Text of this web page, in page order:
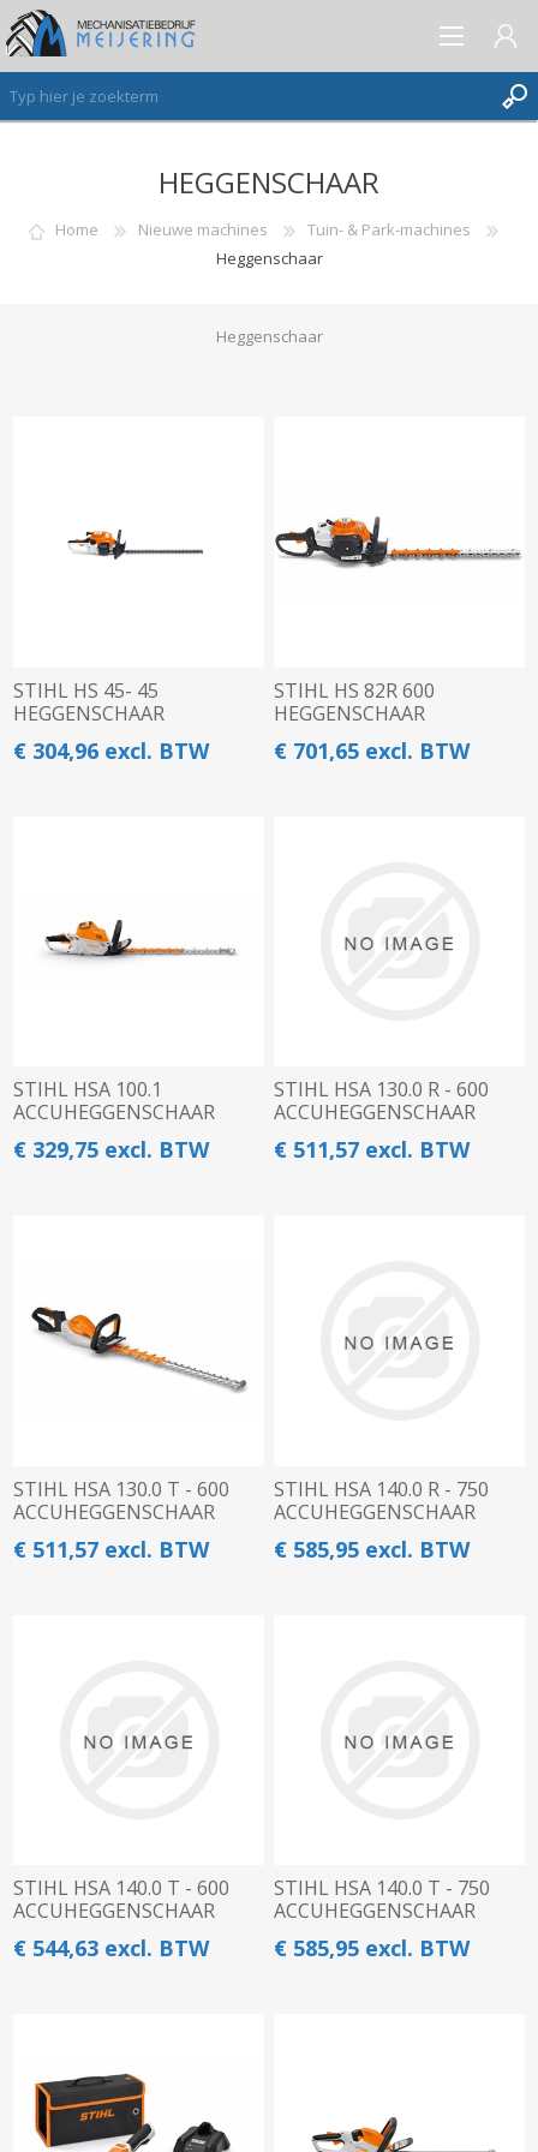
AANMELDEN ALS NIEUWE KLANT
INLOGGEN
HEGGENSCHAAR
Home Nieuwe machines
Tuin- & Park-machines
Heggenschaar
Heggenschaar
STIHL HS 45- 45
HEGGENSCHAAR
€ 304,96 excl. BTW
STIHL HS 82R 600
HEGGENSCHAAR
€ 701,65 excl. BTW
STIHL HSA 100.1
ACCUHEGGENSCHAAR
€ 329,75 excl. BTW
STIHL HSA 130.0 R - 600
ACCUHEGGENSCHAAR
€ 511,57 excl. BTW
STIHL HSA 130.0 T - 600
ACCUHEGGENSCHAAR
€ 511,57 excl. BTW
STIHL HSA 140.0 R - 750
ACCUHEGGENSCHAAR
€ 585,95 excl. BTW
STIHL HSA 140.0 T - 600
ACCUHEGGENSCHAAR
€ 544,63 excl. BTW
STIHL HSA 140.0 T - 750
ACCUHEGGENSCHAAR
€ 585,95 excl. BTW